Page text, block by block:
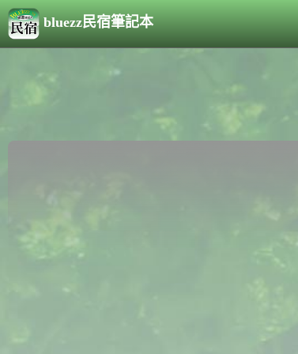
bluezz民宿筆記本